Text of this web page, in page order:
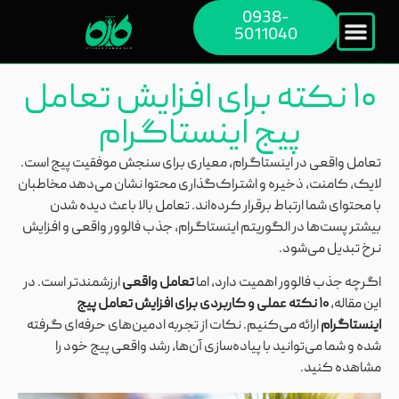
0938-
5011040
۱۰ نکته برای افزایش تعامل
پیج اینستاگرام
تعامل واقعی در اینستاگرام، معیاری برای سنجش موفقیت پیج است.
لایک، کامنت، ذخیره و اشتراک‌گذاری محتوا نشان می‌دهد مخاطبان
با محتوای شما ارتباط برقرار کرده‌اند. تعامل بالا باعث دیده شدن
بیشتر پست‌ها در الگوریتم اینستاگرام، جذب فالوور واقعی و افزایش
نرخ تبدیل می‌شود.
اگرچه جذب فالوور اهمیت دارد، اماتعامل واقعیارزشمندتر است. در
این مقاله،
۱۰ نکته عملی و کاربردی برای افزایش تعامل پیج
اینستاگرامارائه می‌کنیم. نکات از تجربه ادمین‌های حرفه‌ای گرفته
شده و شما می‌توانید با پیاده‌سازی آن‌ها، رشد واقعی پیج خود را
مشاهده کنید.